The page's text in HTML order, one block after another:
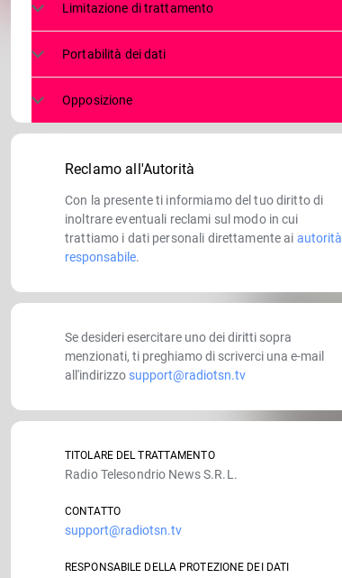
Limitazione di trattamento
Portabilità dei dati
Opposizione
Reclamo all'Autorità
Con la presente ti informiamo del tuo diritto di
inoltrare eventuali reclami sul modo in cui
trattiamo i dati personali direttamente ai autorità
responsabile.
Se desideri esercitare uno dei diritti sopra
menzionati, ti preghiamo di scriverci una e-mail
all'indirizzo support@radiotsn.tv
TITOLARE DEL TRATTAMENTO
Radio Telesondrio News S.R.L.
CONTATTO
support@radiotsn.tv
RESPONSABILE DELLA PROTEZIONE DEI DATI